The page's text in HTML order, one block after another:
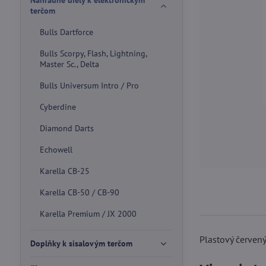
Plastový
terčom
Bulls Dartforce
Bulls Scorpy, Flash, Lightning,
Master Sc., Delta
Bulls Universum Intro / Pro
Cyberdine
Diamond Darts
Echowell
Karella CB-25
Karella CB-50 / CB-90
Karella Premium / JX 2000
Doplňky k sisalovým terčom